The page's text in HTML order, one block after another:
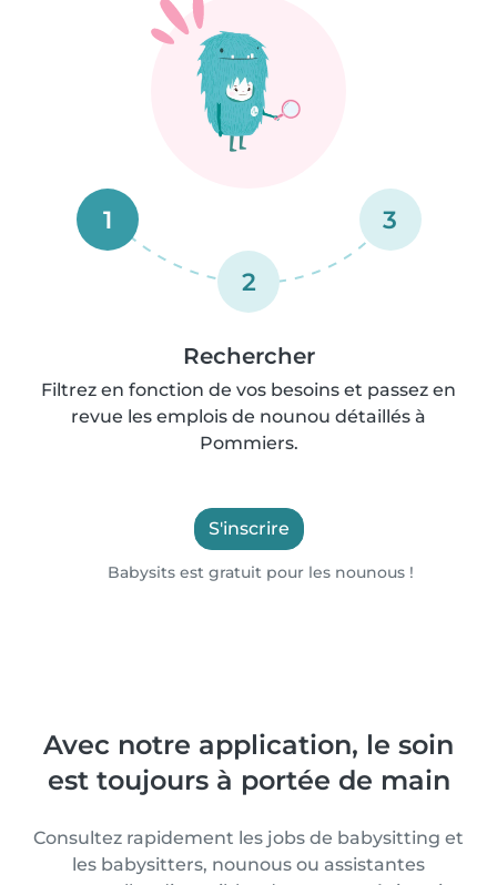
1
2
3
Rechercher
Filtrez en fonction de vos besoins et passez en
revue les emplois de nounou détaillés à
Pommiers.
S'inscrire
Babysits est gratuit pour les nounous !
Avec notre application, le soin
est toujours à portée de main
Consultez rapidement les jobs de babysitting et
les babysitters, nounous ou assistantes